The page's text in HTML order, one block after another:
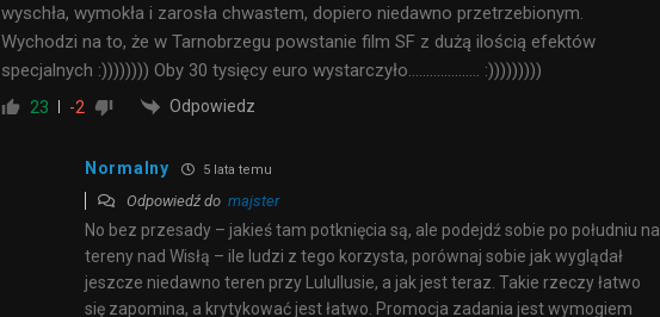
wyschła, wymokła i zarosła chwastem, dopiero niedawno przetrzebionym.
Wychodzi na to, że w Tarnobrzegu powstanie film SF z dużą ilością efektów
specjalnych :)))))))) Oby 30 tysięcy euro wystarczyło……………….. :)))))))))
23 -2 Odpowiedz
Normalny 5 lata temu
Odpowiedź do majster
No bez przesady – jakieś tam potknięcia są, ale podejdź sobie po południu na
tereny nad Wisłą – ile ludzi z tego korzysta, porównaj sobie jak wyglądał
jeszcze niedawno teren przy Lulullusie, a jak jest teraz. Takie rzeczy łatwo
się zapomina, a krytykować jest łatwo. Promocja zadania jest wymogiem